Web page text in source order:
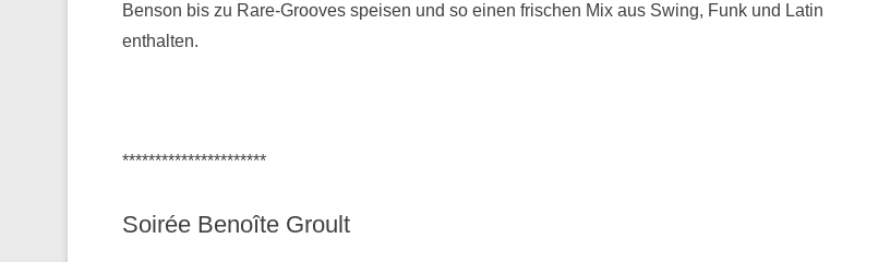
Benson bis zu Rare-Grooves speisen und so einen frischen Mix aus Swing, Funk und Latin
enthalten.
**********************
Soirée Benoîte Groult